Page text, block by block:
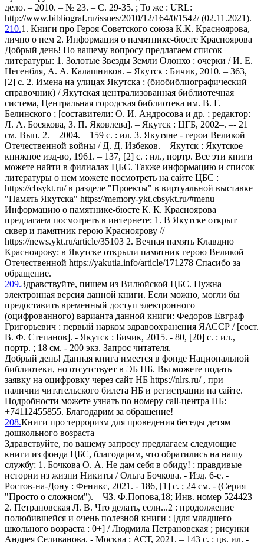
дело. – 2010. – № 23. – С. 29-35. ; То же : URL:
http://www.bibliograf.ru/issues/2010/12/164/0/1542/ (02.11.2021).
210.1. Книги про Героя Советского союза К.К. Красноярова,
лично о нем 2. Информация о памятнике-бюсте Красноярова
Добрый день! По вашему вопросу предлагаем список
литературы: 1. Золотые Звезды Земли Олонхо : очерки / И. Е.
Негенбля, А. А. Калашников. – Якутск : Бичик, 2010. – 363,
[2] с. 2. Имена на улицах Якутска : (биобиблиографический
справочник) / Якутская централизованная библиотечная
система, Центральная городская библиотека им. В. Г.
Белинского ; [составители: О. И. Андросова и др. ; редактор:
Л. А. Босякова, З. П. Яковлева]. – Якутск : ЦГБ, 2002–. –- 21
см. Вып. 2. – 2004. – 159 с. : ил. 3. Якутяне - герои Великой
Отечественной войны / Д. Д. Избеков. – Якутск : Якутское
книжное изд-во, 1961. – 137, [2] с. : ил., портр. Все эти книги
можете найти в филиалах ЦБС. Также информацию и список
литературы о нем можете посмотреть на сайте ЦБС :
https://cbsykt.ru/ в разделе "Проекты" в виртуальной выставке
"Память Якутска" https://memory-ykt.cbsykt.ru/#menu
Информацию о памятнике-бюсте К. К. Красноярова
предлагаем посмотреть в интернете: 1. В Якутске открыт
сквер и памятник герою Красноярову //
https://news.ykt.ru/article/35103 2. Вечная память Клавдию
Красноярову: в Якутске открыли памятник герою Великой
Отечественной https://yakutia.info/article/171278 Спасибо за
обращение.
209.Здравствуйте, пишем из Вилюйской ЦБС. Нужна
электронная версия данной книги. Если можно, могли бы
предоставить временный доступ электронного
(оцифрованного) варианта данной книги: Федоров Евграф
Григорьевич : первый нарком здравоохранения ЯАССР / [сост.
В. Ф. Степанов]. - Якутск : Бичик, 2015. - 80, [20] с. : ил.,
портр. ; 18 см. - 200 экз. Запрос читателя.
Добрый день! Данная книга имеется в фонде Национальной
библиотеки, но отсутствует в ЭБ НБ. Вы можете подать
заявку на оцифровку через сайт НБ https://nlrs.ru/ , при
наличии читательского билета НБ и регистрации на сайте.
Подробности можете узнать по номеру сall-центра НБ:
+74112455855. Благодарим за обращение!
208.Книги про терроризм для проведения беседы детям
дошкольного возраста
Здравствуйте, по вашему запросу предлагаем следующие
книги из фонда ЦБС, благодарим, что обратились на нашу
службу: 1. Бочкова О. А. Не дам себя в обиду! : правдивые
истории из жизни Никиты / Ольга Бочкова. - Изд. 6-е. -
Ростов-на-Дону : Феникс, 2021. - 186, [1] с. ; 24 см. - (Серия
"Просто о сложном"). – ЧЗ. Ф.Попова,18; Инв. номер 524423
2. Петрановская Л. В. Что делать, если...2 : продолжение
полюбившейся и очень полезной книги : [для младшего
школьного возраста : 0+] / Людмила Петрановская ; рисунки
Андрея Селиванова. - Москва : АСТ, 2021. – 143 с. : цв. ил. -